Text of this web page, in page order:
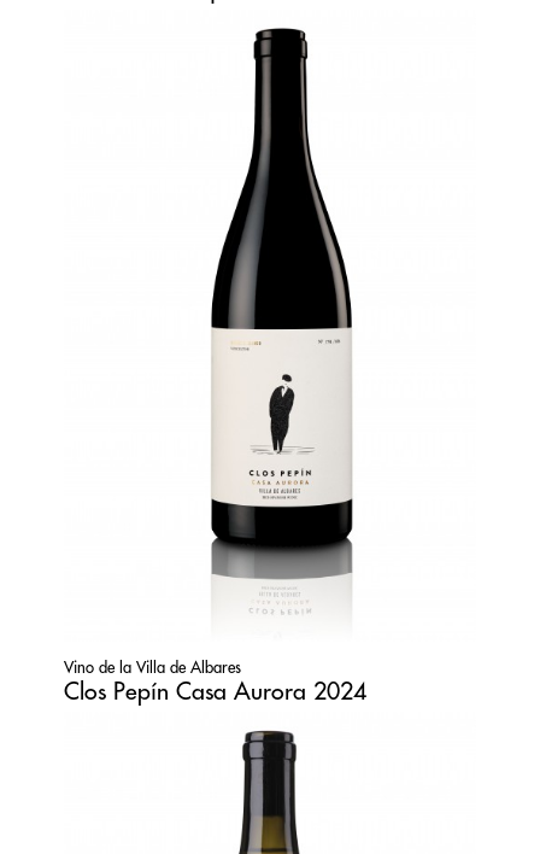
Vino de la Villa de Albares
Clos Pepín Casa Aurora 2024